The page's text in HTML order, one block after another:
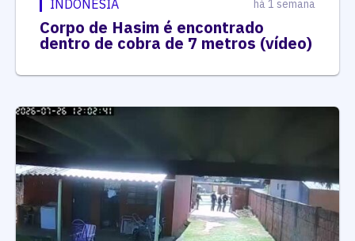
INDONÉSIA há 1 semana
Corpo de Hasim é encontrado
dentro de cobra de 7 metros (vídeo)